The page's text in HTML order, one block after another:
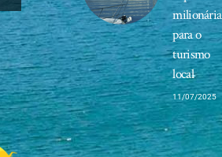
milionária
para o
turismo
local
11/07/2025